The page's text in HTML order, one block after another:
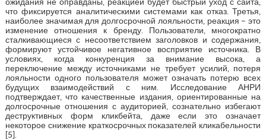
что фиксируется аналитическими системами как отказ. Третья,
наиболее значимая для долгосрочной лояльности, реакция – это
изменение отношения к бренду. Пользователи, многократно
сталкивающиеся с несоответствием заголовков и содержания,
формируют устойчивое негативное восприятие источника. В
условиях, когда конкуренция за внимание высока, а
переключение между источниками не требует усилий, потеря
лояльности одного пользователя может означать потерю всех
будущих взаимодействий с ним. Исследование АНРИ
подтверждает, что качественные издания, ориентированные на
долгосрочные отношения с аудиторией, сознательно избегают
деструктивных форм кликбейта, даже если это означает
некоторое снижение краткосрочных показателей кликабельности
[5].